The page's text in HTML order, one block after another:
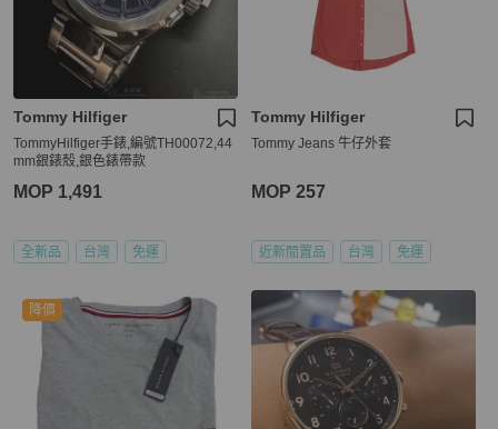
Tommy Hilfiger
TommyHilfiger手錶,編號TH00072,44
mm銀錶殼,銀色錶帶款
MOP 1,491
全新品 台灣 免運
Tommy Hilfiger
Tommy Jeans 牛仔外套
MOP 257
近新閒置品 台灣 免運
降價